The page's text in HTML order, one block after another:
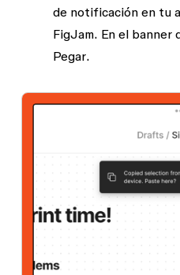
de notificación en tu
FigJam. En el banner
Pegar.